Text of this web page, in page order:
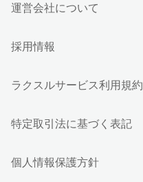
運営会社について
採用情報
ラクスルサービス利用規約
特定取引法に基づく表記
個人情報保護方針